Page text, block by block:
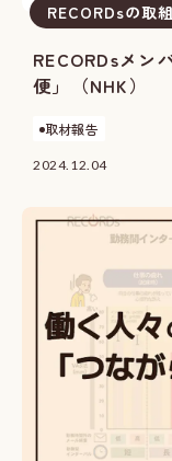
RECORDsの取
RECORDsメン
便」（NHK）
取材報告
2024.12.04